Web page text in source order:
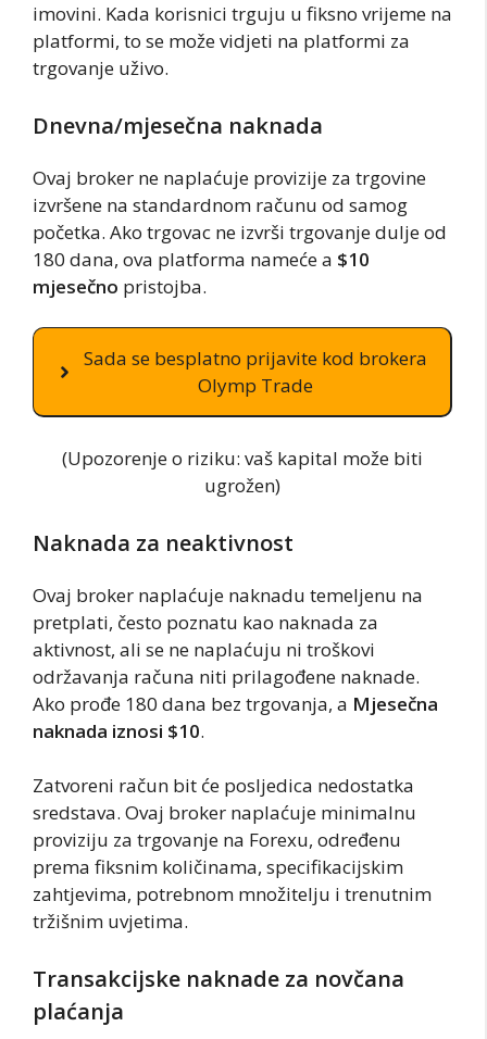
imovini. Kada korisnici trguju u fiksno vrijeme na
platformi, to se može vidjeti na platformi za
trgovanje uživo.
Dnevna/mjesečna naknada
Ovaj broker ne naplaćuje provizije za trgovine
izvršene na standardnom računu od samog
početka. Ako trgovac ne izvrši trgovanje dulje od
180 dana, ova platforma nameće a $10
mjesečno pristojba.
Sada se besplatno prijavite kod brokera
Olymp Trade
(Upozorenje o riziku: vaš kapital može biti
ugrožen)
Naknada za neaktivnost
Ovaj broker naplaćuje naknadu temeljenu na
pretplati, često poznatu kao naknada za
aktivnost, ali se ne naplaćuju ni troškovi
održavanja računa niti prilagođene naknade.
Ako prođe 180 dana bez trgovanja, a Mjesečna
naknada iznosi $10.
Zatvoreni račun bit će posljedica nedostatka
sredstava. Ovaj broker naplaćuje minimalnu
proviziju za trgovanje na Forexu, određenu
prema fiksnim količinama, specifikacijskim
zahtjevima, potrebnom množitelju i trenutnim
tržišnim uvjetima.
Transakcijske naknade za novčana
plaćanja